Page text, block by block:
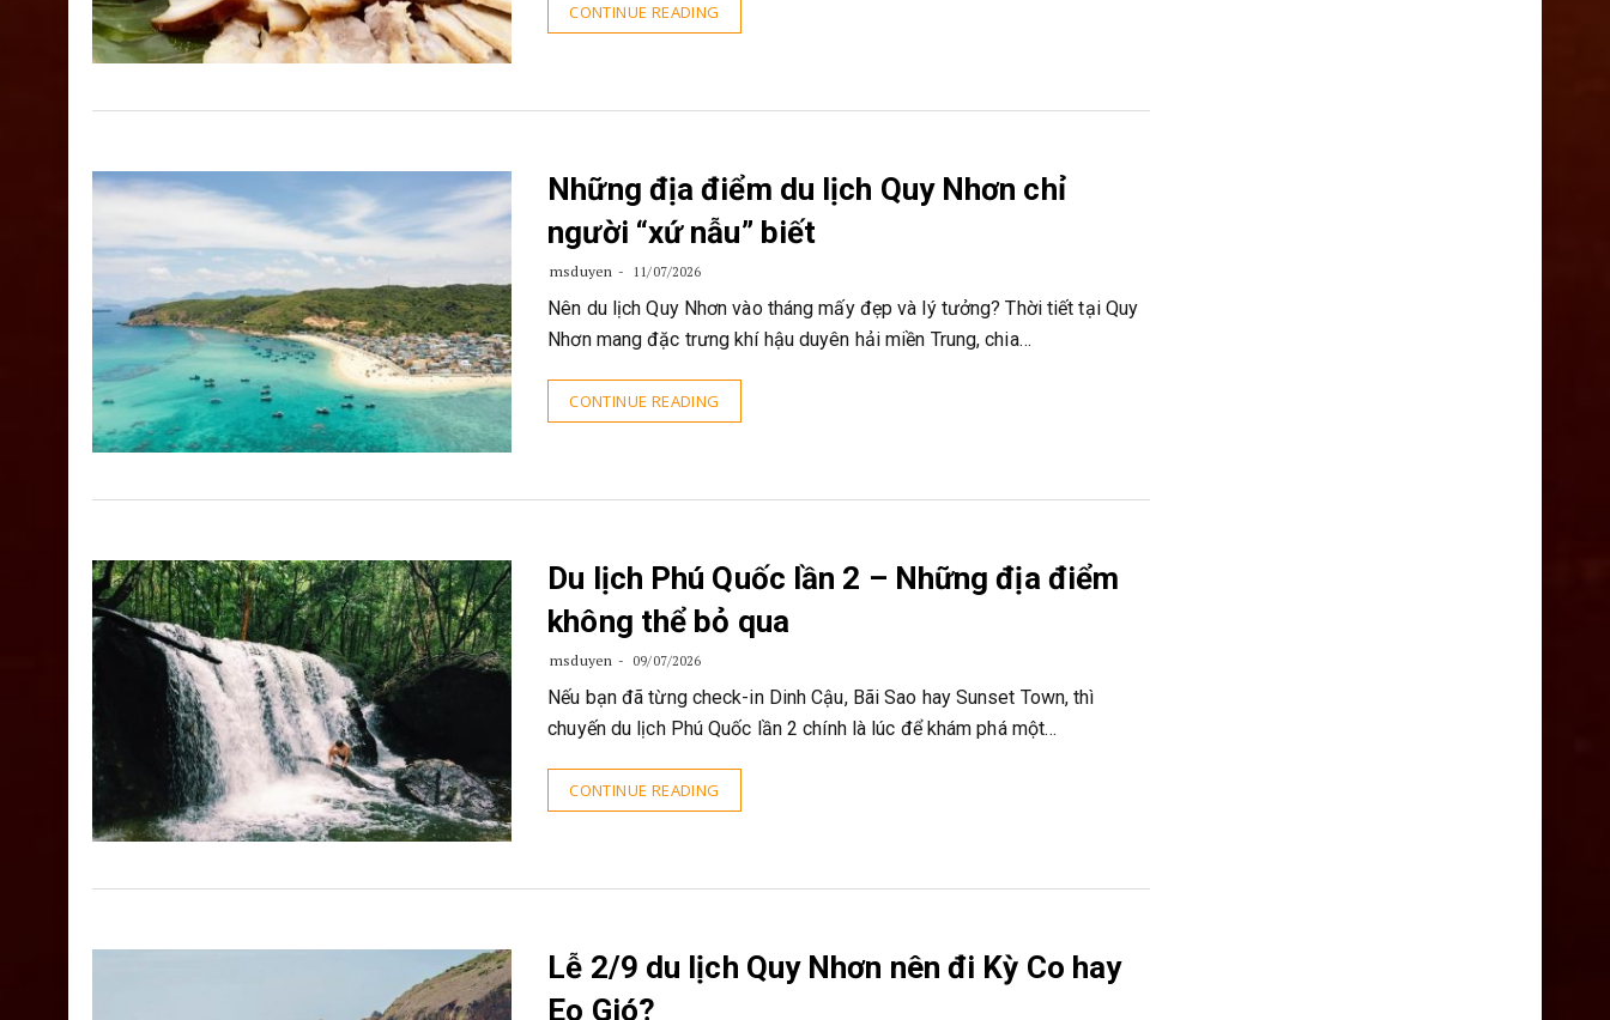
CONTINUE READING
Những địa điểm du lịch Quy Nhơn chỉ
người “xứ nẫu” biết
msduyen 11/07/2026
Nên du lịch Quy Nhơn vào tháng mấy đẹp và lý tưởng? Thời tiết tại Quy
Nhơn mang đặc trưng khí hậu duyên hải miền Trung, chia…
CONTINUE READING
Du lịch Phú Quốc lần 2 – Những địa điểm
không thể bỏ qua
msduyen 09/07/2026
Nếu bạn đã từng check-in Dinh Cậu, Bãi Sao hay Sunset Town, thì
chuyến du lịch Phú Quốc lần 2 chính là lúc để khám phá một…
CONTINUE READING
Lễ 2/9 du lịch Quy Nhơn nên đi Kỳ Co hay
Eo Gió?